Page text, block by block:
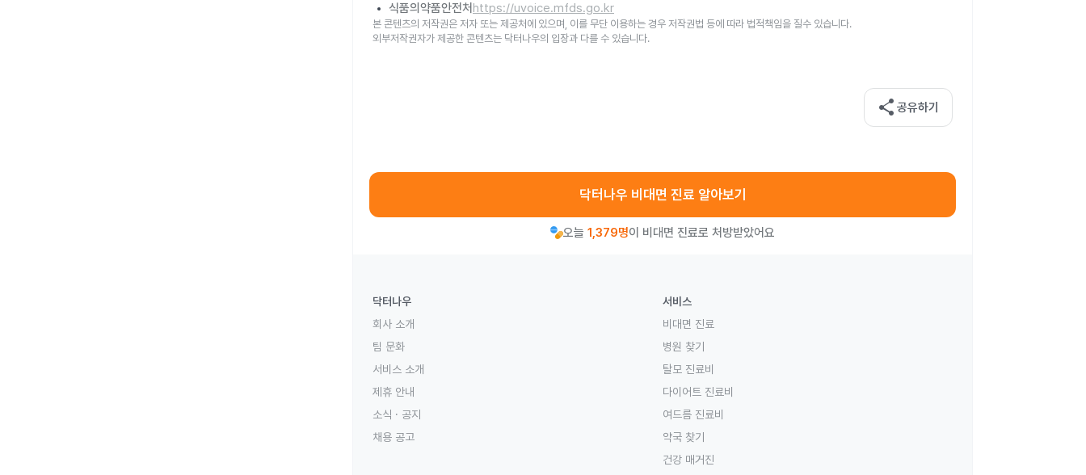
식품의약품안전처 https://uvoice.mfds.go.kr
본 콘텐츠의 저작권은 저자 또는 제공처에 있으며, 이를 무단 이용하는 경우 저작권법 등에 따라 법적책임을 질수 있습니다.
외부저작권자가 제공한 콘텐츠는 닥터나우의 입장과 다를 수 있습니다.
share 공유하기
닥터나우 비대면 진료 알아보기
오늘 1,379명이 비대면 진료로 처방받았어요
닥터나우
회사 소개
팀 문화
서비스 소개
제휴 안내
소식 · 공지
채용 공고
서비스
비대면 진료
병원 찾기
탈모 진료비
다이어트 진료비
여드름 진료비
약국 찾기
건강 매거진